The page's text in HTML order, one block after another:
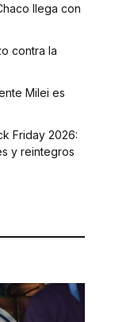
llega con
contra la
Milei es
Friday 2026:
y reintegros